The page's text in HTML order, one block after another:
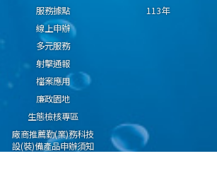
服務據點
線上申辦
多元服務
射擊通報
檔案應用
廉政園地
生態檢核專區
廠商推薦勤(業)務科技
設(裝)備產品申辦須知
113年